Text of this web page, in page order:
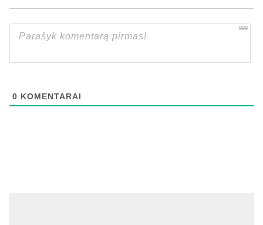
999
0 KOMENTARAI